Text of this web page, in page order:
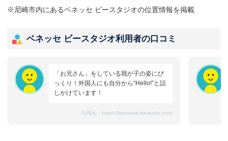
※尼崎市内にあるベネッセ ビースタジオの位置情報を掲載
ベネッセ ビースタジオ利用者の口コミ
「お兄さん」をしている我が子の姿にび
っくり！外国人にも自分から“Hello!”と話
しかけています！
引用元： https://benesse-bestudio.com/